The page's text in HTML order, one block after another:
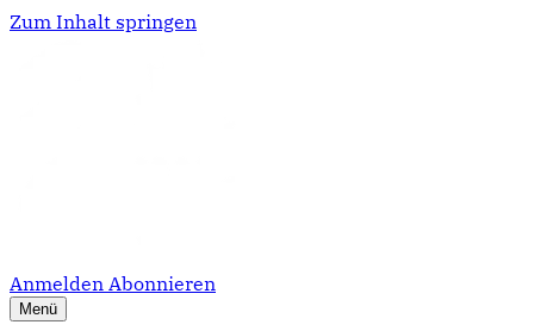
Zum Inhalt springen
Anmelden Abonnieren
Menü